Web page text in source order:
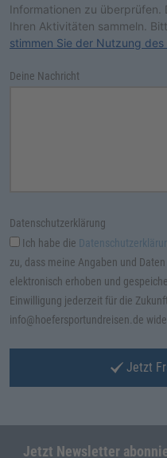
Informationen zu überprüfen.
Ihren Aktivitäten sammeln.
stimmen Sie der Nutzung des
Deine Nachricht
Datenschutzerklärung
Ich habe die
zu, dass meine Angaben und
elektronisch erhoben und
Einwilligung jederzeit für die
info@hoefersportundreisen.de
Jetzt
Jetzt Newsletter